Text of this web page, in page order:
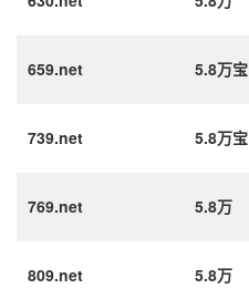
659.net 5.8万宝
739.net 5.8万宝
769.net 5.8万
809.net 5.8万